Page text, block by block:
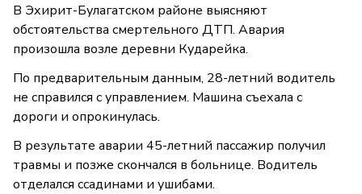
В Эхирит-Булагатском районе выясняют
обстоятельства смертельного ДТП. Авария
произошла возле деревни Кударейка.
По предварительным данным, 28-летний водитель
не справился с управлением. Машина съехала с
дороги и опрокинулась.
В результате аварии 45-летний пассажир получил
травмы и позже скончался в больнице. Водитель
отделался ссадинами и ушибами.